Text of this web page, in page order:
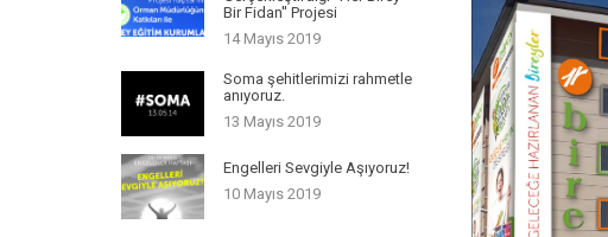
Bir Fidan'' Projesi
14 Mayıs 2019
Soma şehitlerimizi rahmetle
anıyoruz.
13 Mayıs 2019
Engelleri Sevgiyle Aşıyoruz!
10 Mayıs 2019